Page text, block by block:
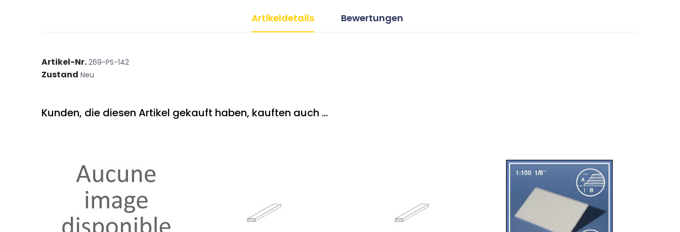
Artikeldetails Bewertungen
Artikel-Nr. 269-PS-142
Zustand Neu
Kunden, die diesen Artikel gekauft haben, kauften auch ...